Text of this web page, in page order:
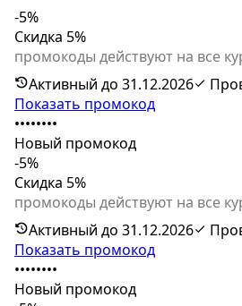
-5%
Скидка 5%
промокоды действуют на все
ML ENGINEERING: ИТМО + AI
Активный до 31.12.2026
Показать промокод
••••••••
Новый промокод
-5%
Скидка 5%
промокоды действуют на все
ML ENGINEERING: ИТМО + AI
Активный до 31.12.2026
Показать промокод
••••••••
Новый промокод